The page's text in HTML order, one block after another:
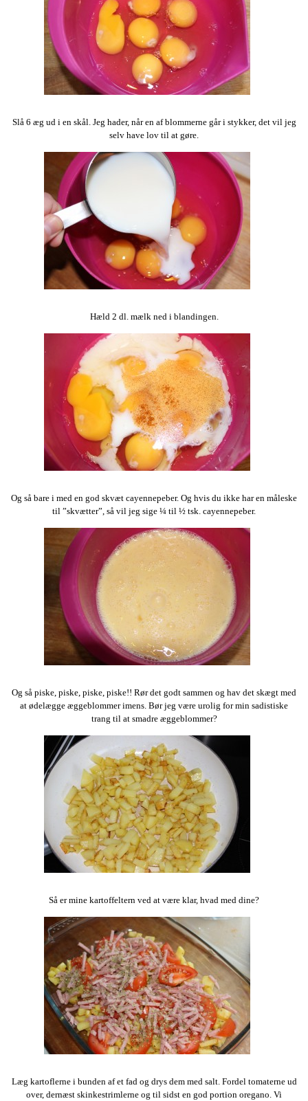
Slå 6 æg ud i en skål. Jeg hader, når en af blommerne går i stykker, det vil jeg
selv have lov til at gøre.
Hæld 2 dl. mælk ned i blandingen.
Og så bare i med en god skvæt cayennepeber. Og hvis du ikke har en måleske
til ”skvætter”, så vil jeg sige ¼ til ½ tsk. cayennepeber.
Og så piske, piske, piske, piske!! Rør det godt sammen og hav det skægt med
at ødelægge æggeblommer imens. Bør jeg være urolig for min sadistiske
trang til at smadre æggeblommer?
Så er mine kartoffeltern ved at være klar, hvad med dine?
Læg kartoflerne i bunden af et fad og drys dem med salt. Fordel tomaterne ud
over, dernæst skinkestrimlerne og til sidst en god portion oregano. Vi